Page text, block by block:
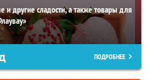
и другие сладости, а также товары для
ПОДРОБНЕЕ